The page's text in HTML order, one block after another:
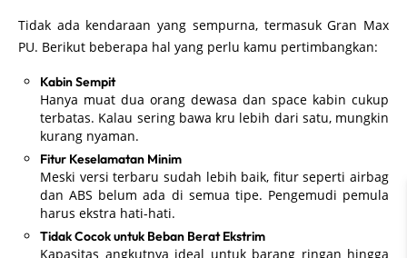
Tidak ada kendaraan yang sempurna, termasuk Gran Max
PU. Berikut beberapa hal yang perlu kamu pertimbangkan:
Kabin Sempit
Hanya muat dua orang dewasa dan space kabin cukup
terbatas. Kalau sering bawa kru lebih dari satu, mungkin
kurang nyaman.
Fitur Keselamatan Minim
Meski versi terbaru sudah lebih baik, fitur seperti airbag
dan ABS belum ada di semua tipe. Pengemudi pemula
harus ekstra hati-hati.
Tidak Cocok untuk Beban Berat Ekstrim
Kapasitas angkutnya ideal untuk barang ringan hingga